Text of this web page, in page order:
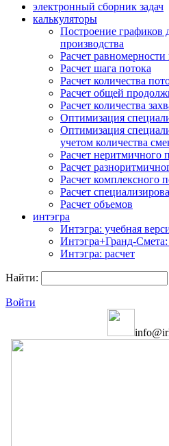
электронный сборник задач
калькуляторы
Построение графиков
производства
Расчет равномерности
Расчет шага потока
Расчет количества
Расчет общей
Расчет количества
Оптимизация
Оптимизация
учетом количества
Расчет неритмичного
Расчет
Расчет комплексного
Расчет
Расчет объемов
интэгра
Интэгра: учебная
Интэгра+Гранд-Смета:
Интэгра: расчет
Найти:
Войти